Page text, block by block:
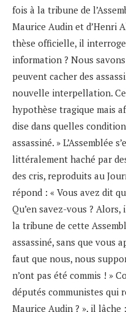
fois à la tribune de
Maurice Audin et d’Henri
thèse officielle, il
information ? Nous
peuvent cacher des
nouvelle interpellation.
hypothèse tragique mais
dise dans quelles
assassiné. » L’Assemblée
littéralement haché par
des cris, reproduits au
répond : « Vous avez dit
Qu’en savez-vous ?
la tribune de cette
assassiné, sans que vous
faut que nous, nous
n’ont pas été commis ! »
députés communistes qui
Maurice Audin ? », il lâche